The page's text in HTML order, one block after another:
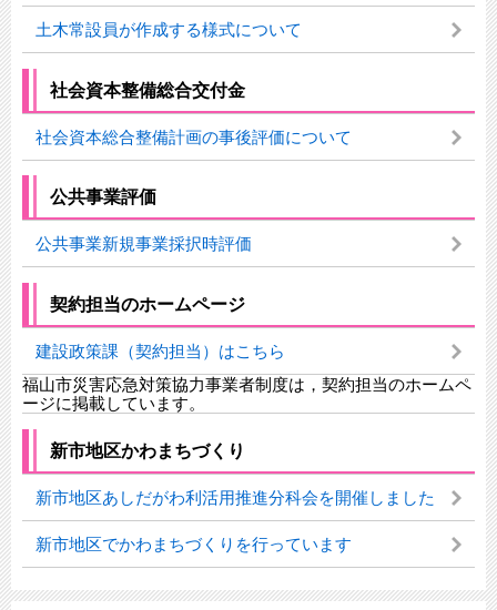
土木常設員が作成する様式について
社会資本整備総合交付金
社会資本総合整備計画の事後評価について
公共事業評価
公共事業新規事業採択時評価
契約担当のホームページ
建設政策課（契約担当）はこちら
福山市災害応急対策協力事業者制度は，契約担当のホームペ
ージに掲載しています。
新市地区かわまちづくり
新市地区あしだがわ利活用推進分科会を開催しました
新市地区でかわまちづくりを行っています